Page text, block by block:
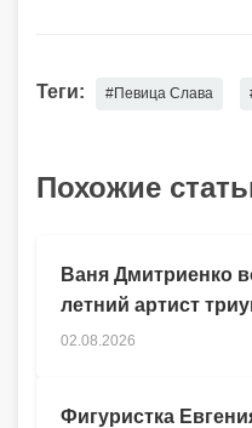
Теги: #Певица Слава
Похожие
Ваня Дмитриенко
летний артист
02.08.2026
Фигуристка